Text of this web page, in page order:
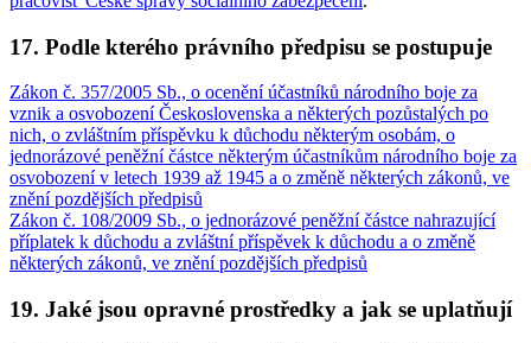
17. Podle kterého právního předpisu se postupuje
Zákon č. 357/2005 Sb., o ocenění účastníků národního boje za
vznik a osvobození Československa a některých pozůstalých po
nich, o zvláštním příspěvku k důchodu některým osobám, o
jednorázové peněžní částce některým účastníkům národního boje za
osvobození v letech 1939 až 1945 a o změně některých zákonů, ve
znění pozdějších předpisů
Zákon č. 108/2009 Sb., o jednorázové peněžní částce nahrazující
příplatek k důchodu a zvláštní příspěvek k důchodu a o změně
některých zákonů, ve znění pozdějších předpisů
19. Jaké jsou opravné prostředky a jak se uplatňují